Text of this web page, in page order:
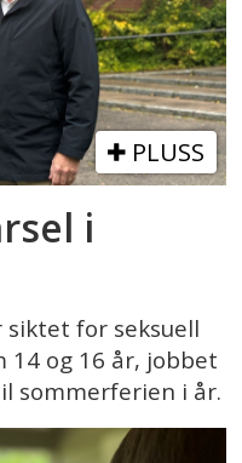
PLUSS
i
for seksuell
14 og 16 år, jobbet
sommerferien i år.